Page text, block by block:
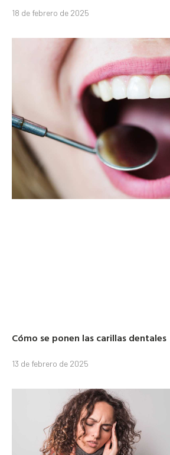
18 de febrero de 2025
Cómo se ponen las carillas dentales
13 de febrero de 2025